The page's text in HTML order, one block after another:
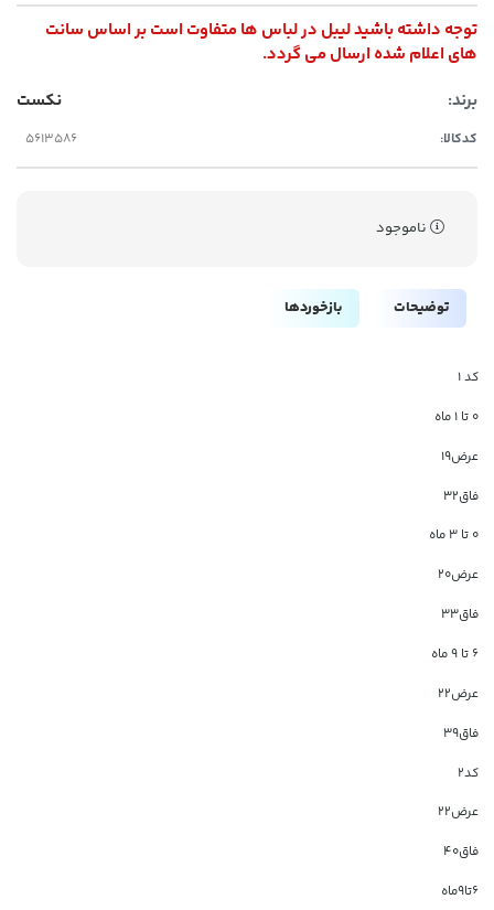
توجه داشته باشید لیبل در لباس ها متفاوت است بر اساس سانت
های اعلام شده ارسال می گردد.
برند:
نکست
کدکالا:
ناموجود
توضیحات بازخوردها
کد ۱
۰ تا ۱ ماه
عرض۱۹
فاق۳۲
۰ تا ۳ ماه
عرض۲۰
فاق۳۳
6 تا 9 ماه
عرض۲۲
فاق۳۹
کد2
عرض۲۲
فاق۴۰
۶تا۹ماه